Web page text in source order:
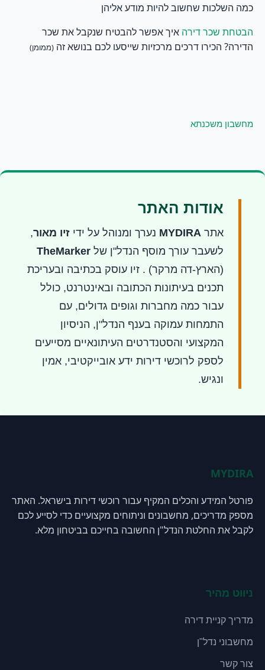
כמה השלכות שחשוב להיות מודע אליהן
הבטחת שכר דירה איך אפשר להבטיח שנקבל את שכר
הדירה? הכירו דרכים מרכזיות שייסעו לכם בנושא זה (ממומן)
מחשבון משכנתא
אודות האתר
אתר MYDIRA נערך ומנוהל על ידי זיו מאור,
לשעבר עורך מוסף הנדל"ן של TheMarker
(הארץ-דה מרקר) . זיו עוסק בכתיבה ובעריכת
תכנים בעיתונות הכתובה ובאינטרנט, כולל
עבור כמה מחברות וגופים גדולים, עם
התמחות עמוקה בענף הנדל"ן, הניסיון
המקצועי והסטנדרטים העיתונאיים מסייעים
לספק לרוכשי דירות ידע אובייקטיבי, אמין
ונגיש.
MYDIRA
פורטל המידע והכלים המקיף עבור רוכשי דירות בישראל. האתר
מספק מדריכים, מחשבונים וניתוחים מקצועיים כדי לסייע לכם
לקבל את החלטת הנדל"ן החשובה בחייכם בביטחון מלא.
ניווט מהיר
מדריך קניית דירה
מחשבוני נדל"ן
צור קשר